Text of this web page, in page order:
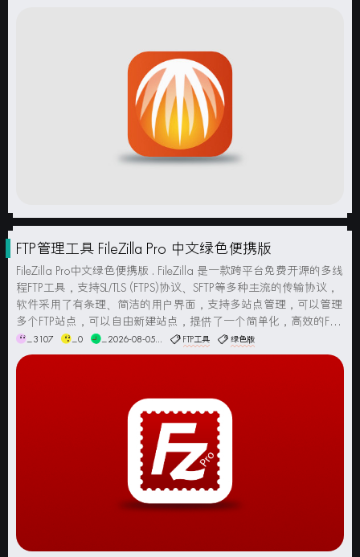
FTP管理工具 FileZilla Pro 中文绿色便携版
FileZilla Pro中文绿色便携版 . FileZilla 是一款跨平台免费开源的多线
程FTP工具，支持SL/TLS (FTPS)协议、SFTP等多种主流的传输协议，
软件采用了有条理、简洁的用户界面，支持多站点管理，可以管理
多个FTP站点，可以自由新建站点，提供了一个简单化，高效的FTP
工具，拥有很多实用的功能，包括拖放操作、传输队...
_3107 _0 _2026-08-05... FTP工具 绿色版